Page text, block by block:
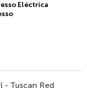
Eléctrica
- Tuscan Red